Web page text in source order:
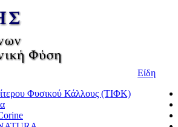
Φυσικού Κάλλους (ΤΙΦΚ)
Είδη